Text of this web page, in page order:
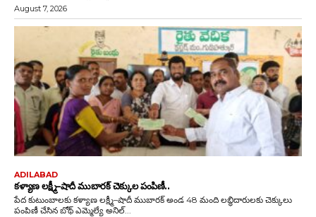
August 7, 2026
ADILABAD
కళ్యాణ లక్ష్మీ–షాదీ ముబారక్ చెక్కుల పంపిణీ..
పేద కుటుంబాలకు కళ్యాణ లక్ష్మీ–షాదీ ముబారక్ అండ 48 మంది లబ్ధిదారులకు చెక్కులు
పంపిణీ చేసిన బోథ్ ఎమ్మెల్యే అనిల్...